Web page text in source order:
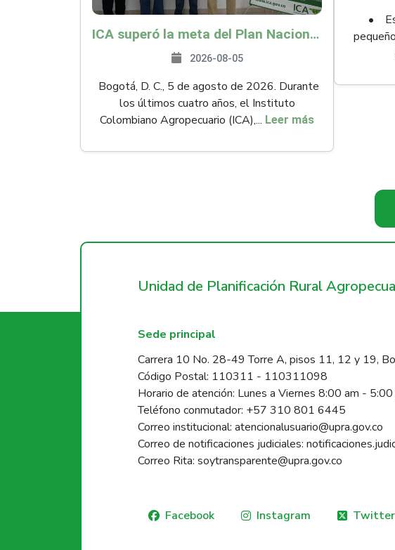
ICA superó la meta del Plan Nacional de Desarrollo y abrió 61 mercados internacionales
2026-08-05
Bogotá, D. C., 5 de agosto de 2026. Durante
los últimos cuatro años, el Instituto
Colombiano Agropecuario (ICA),... Leer más
•
Unidad de Planificación Rural
Sede principal
Carrera 10 No. 28-49 Torre A, pisos 11, 12 y 19,
Código Postal: 110311 - 110311098
Horario de atención: Lunes a Viernes 8:00 am - 5:00
Teléfono conmutador: +57 310 801 6445
Correo institucional: atencionalusuario@upra.gov.co
Correo de notificaciones judiciales:
Correo Rita: soytransparente@upra.gov.co
Facebook Instagram Twitter